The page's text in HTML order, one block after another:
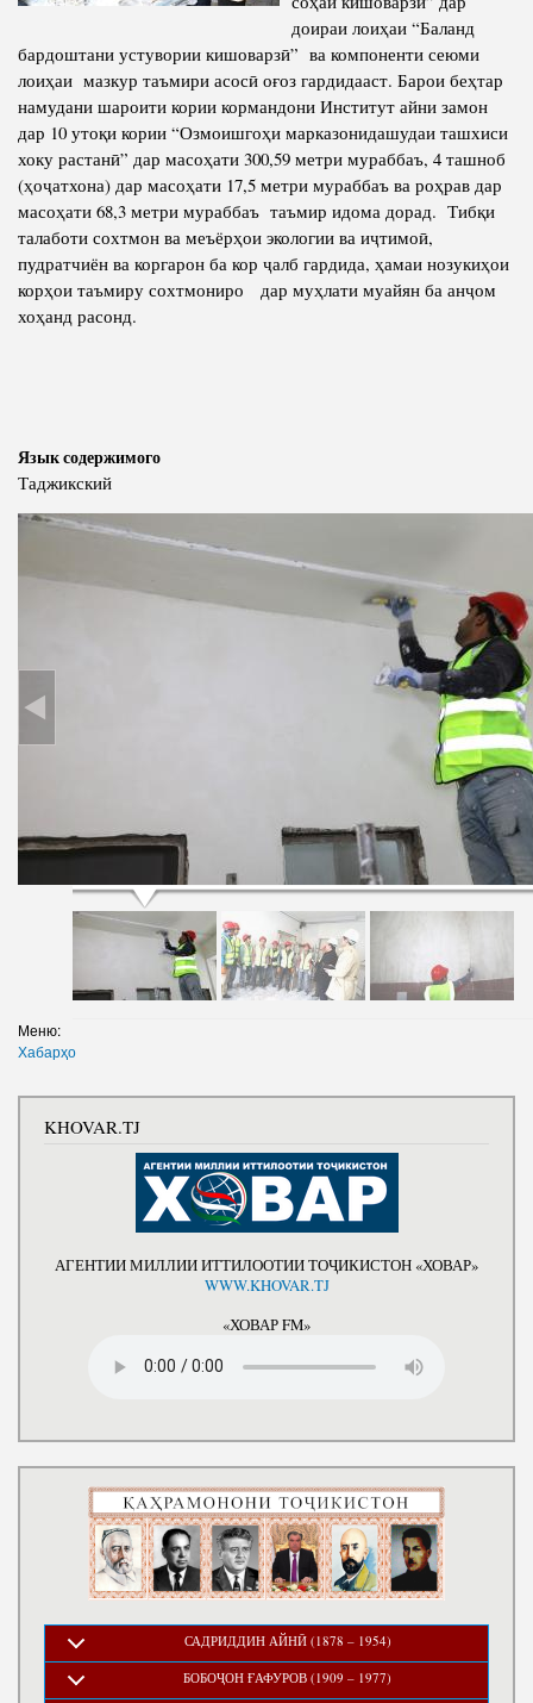
Книги
Пресс-центр
ПРЕЗИДЕНТ РЕСПУБЛИКИ ТАДЖИКИСТАН
История руководителей
доираи лоиҳаи “Баланд
бардоштани устувории кишоварзӣ” ва компоненти сеюми
лоиҳаи мазкур таъмири асосӣ оғоз гардидааст. Барои беҳтар
намудани шароити кории кормандони Институт айни замон
дар 10 утоқи кории “Озмоишгоҳи марказонидашудаи ташхиси
хоку растанӣ” дар масоҳати 300,59 метри мураббаъ, 4 ташноб
(ҳоҷатхона) дар масоҳати 17,5 метри мураббаъ ва роҳрав дар
масоҳати 68,3 метри мураббаъ таъмир идома дорад. Тибқи
талаботи сохтмон ва меъёрҳои экологии ва иҷтимоӣ,
пудратчиён ва коргарон ба кор ҷалб гардида, ҳамаи нозукиҳои
корҳои таъмиру сохтмониро дар муҳлати муайян ба анҷом
хоҳанд расонд.
Язык содержимого
Таджикский
Меню:
Хабарҳо
KHOVAR.TJ
АГЕНТИИ МИЛЛИИ ИТТИЛООТИИ ТОҶИКИСТОН «ХОВАР»
WWW.KHOVAR.TJ
«ХОВАР FM»
САДРИДДИН АЙНӢ (1878 – 1954)
БОБОҶОН ҒАФУРОВ (1909 – 1977)